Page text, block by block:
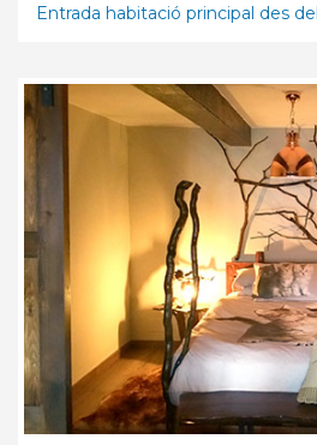
Entrada habitació principal des